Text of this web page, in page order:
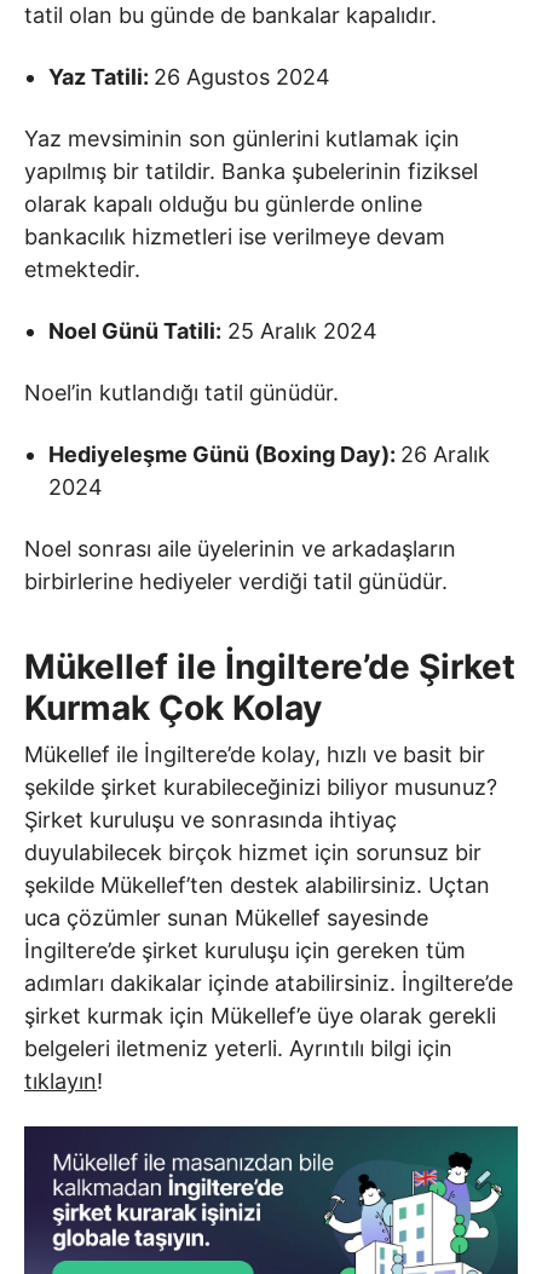
tatil olan bu günde de bankalar kapalıdır.
Yaz Tatili: 26 Agustos 2024
Yaz mevsiminin son günlerini kutlamak için
yapılmış bir tatildir. Banka şubelerinin fiziksel
olarak kapalı olduğu bu günlerde online
bankacılık hizmetleri ise verilmeye devam
etmektedir.
Noel Günü Tatili: 25 Aralık 2024
Noel’in kutlandığı tatil günüdür.
Hediyeleşme Günü (Boxing Day): 26 Aralık
2024
Noel sonrası aile üyelerinin ve arkadaşların
birbirlerine hediyeler verdiği tatil günüdür.
Mükellef ile İngiltere’de Şirket
Kurmak Çok Kolay
Mükellef ile İngiltere’de kolay, hızlı ve basit bir
şekilde şirket kurabileceğinizi biliyor musunuz?
Şirket kuruluşu ve sonrasında ihtiyaç
duyulabilecek birçok hizmet için sorunsuz bir
şekilde Mükellef’ten destek alabilirsiniz. Uçtan
uca çözümler sunan Mükellef sayesinde
İngiltere’de şirket kuruluşu için gereken tüm
adımları dakikalar içinde atabilirsiniz. İngiltere’de
şirket kurmak için Mükellef’e üye olarak gerekli
belgeleri iletmeniz yeterli. Ayrıntılı bilgi için
tıklayın!